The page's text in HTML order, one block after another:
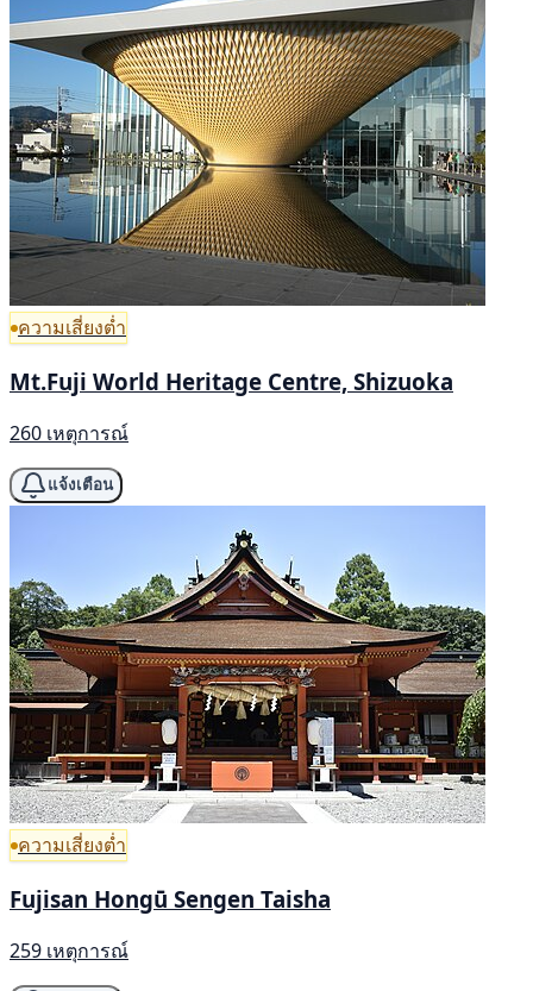
ความเสี่ยงต่ำ
Mt.Fuji World Heritage Centre, Shizuoka
260 เหตุการณ์
แจ้งเตือน
ความเสี่ยงต่ำ
Fujisan Hongū Sengen Taisha
259 เหตุการณ์